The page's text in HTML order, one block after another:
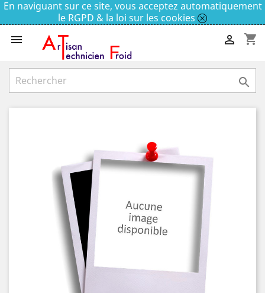
En naviguant sur ce site, vous acceptez automatiquement
le RGPD & la loi sur les cookies
 shopping_cart

